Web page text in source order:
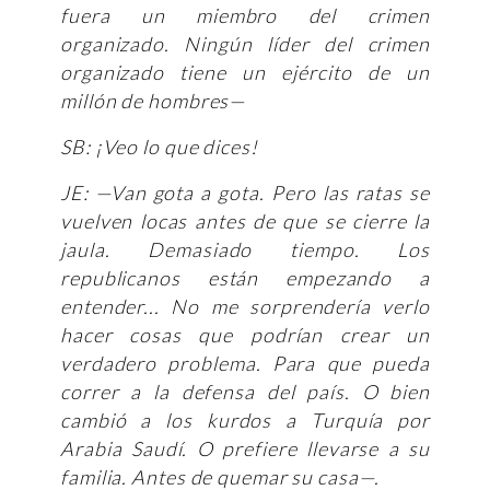
fuera un miembro del crimen
organizado. Ningún líder del crimen
organizado tiene un ejército de un
millón de hombres—
SB: ¡Veo lo que dices!
JE: —Van gota a gota. Pero las ratas se
vuelven locas antes de que se cierre la
jaula. Demasiado tiempo. Los
republicanos están empezando a
entender... No me sorprendería verlo
hacer cosas que podrían crear un
verdadero problema. Para que pueda
correr a la defensa del país. O bien
cambió a los kurdos a Turquía por
Arabia Saudí. O prefiere llevarse a su
familia. Antes de quemar su casa—.